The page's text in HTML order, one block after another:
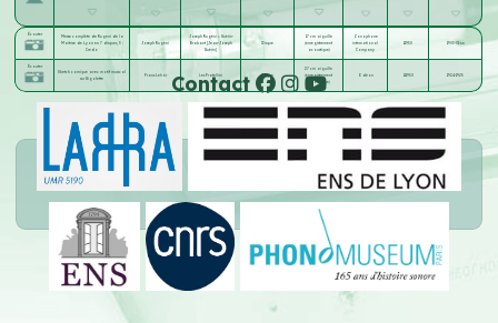
Écouter
Messe complète de Rugeni de la
Maîtrise de Lyon en 7 disques, 3 :
Credo
Joseph Rugéni
Joseph Rugéni = Guérin-
Brabant [Jean-Joseph
Guérin]
Disque
17 cm aiguille
(enregistrement
acoustique)
Zonophone
international
Company
11950 1903-01-xx
Écouter
Sketch comique avec motif musical
sur Gigolette
Franz Lehár Les Fratellini Disque
27 cm aiguille
(enregistrement
acoustique)
Odéon 111950 1924-1925
Contact